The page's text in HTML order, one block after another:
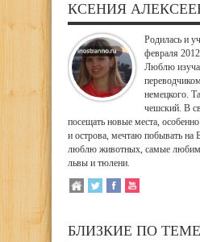
КСЕНИЯ
Родилась и
февраля
Люблю
немецкого.
чешский. В
посещать новые места,
и острова, мечтаю побывать на
люблю животных, самые
львы и тюлени.
БЛИЗКИЕ ПО ТЕМЕ